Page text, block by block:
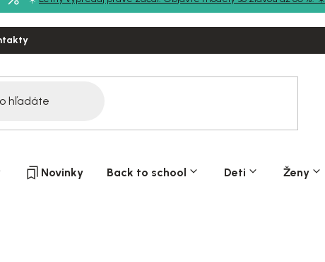
Novinky Back to school Deti Ženy